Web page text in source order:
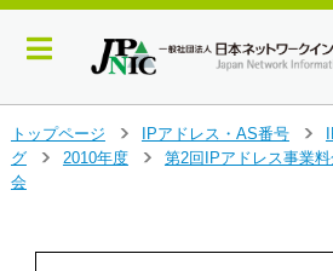
イ
ン
トップページ
>
IPアドレス・AS番号
>
グ
2010年度
第2回IPアドレス事業
会